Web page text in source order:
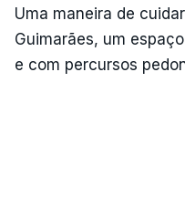
Uma maneira de
Guimarães, um
e com percursos